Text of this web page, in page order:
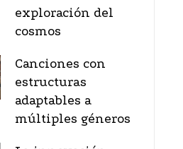
exploración del
cosmos
Canciones con
estructuras
adaptables a
múltiples géneros